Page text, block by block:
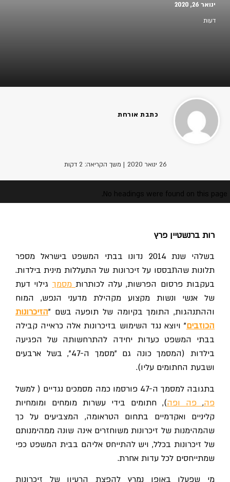
ינואר 26, 2020
דעות
כתבת אורחת
26 ינואר 2020 | משך הקריאה: 2 דקות
No headings were found on this page.
רות ברנשטיין פרץ
בשלהי שנת 2014 נדונו בבתי המשפט בישראל מספר
תלונות שהתבססו על זיכרונות של התעללות מינית בילדות.
בעקבות פרסום הפרשות, עלה לכותרות מסמך גילוי דעת
של אנשי ונשות מקצוע מקהילת מדעני הנפש, המוח
וההתנהגות, התומך בקיומה של תופעה בשם "הזיכרונות
הכוזבים" ויוצא נגד השימוש בזיכרונות אלה כראייה קבילה
בבתי המשפט כעדות יחידה להתרחשותה של הפגיעה
בילדות (המסמך כונה גם "מסמך ה-47", בשל ארבעים
ושבעת החתומים עליו).
בתגובה למסמך ה-47 פורסמו כמה מסמכים נגדיים ( למשל
פה, פה ופה), חתומים בידי עשרות מומחים ומומחיות
קליניים ואקדמיים בתחום הטראומה, המצביעים על כך
שהמהימנות של זיכרונות משוחזרים אינה שונה ממהימנותם
של זיכרונות בכלל, ויש להתייחס אליהם בבית המשפט כפי
שמתייחסים לכל עדות אחרת.
מי שפעלו באופן נמרץ להפצת הרעיון של זיכרונות